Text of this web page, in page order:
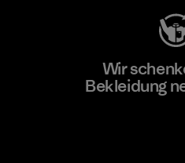
Wir
Bekleidung